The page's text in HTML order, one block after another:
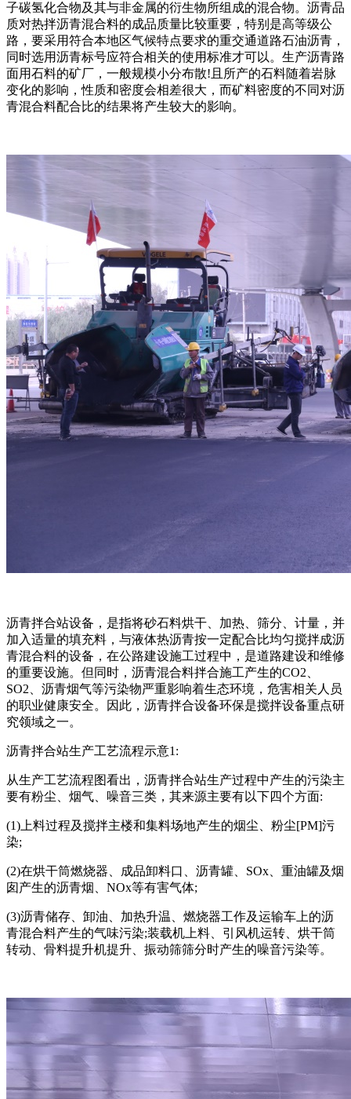
子碳氢化合物及其与非金属的衍生物所组成的混合物。沥青品
质对热拌沥青混合料的成品质量比较重要，特别是高等级公
路，要采用符合本地区气候特点要求的重交通道路石油沥青，
同时选用沥青标号应符合相关的使用标准才可以。生产沥青路
面用石料的矿厂，一般规模小分布散!且所产的石料随着岩脉
变化的影响，性质和密度会相差很大，而矿料密度的不同对沥
青混合料配合比的结果将产生较大的影响。
沥青拌合站设备，是指将砂石料烘干、加热、筛分、计量，并
加入适量的填充料，与液体热沥青按一定配合比均匀搅拌成沥
青混合料的设备，在公路建设施工过程中，是道路建设和维修
的重要设施。但同时，沥青混合料拌合施工产生的CO2、
SO2、沥青烟气等污染物严重影响着生态环境，危害相关人员
的职业健康安全。因此，沥青拌合设备环保是搅拌设备重点研
究领域之一。
沥青拌合站生产工艺流程示意1:
从生产工艺流程图看出，沥青拌合站生产过程中产生的污染主
要有粉尘、烟气、噪音三类，其来源主要有以下四个方面:
(1)上料过程及搅拌主楼和集料场地产生的烟尘、粉尘[PM]污
染;
(2)在烘干筒燃烧器、成品卸料口、沥青罐、SOx、重油罐及烟
囱产生的沥青烟、NOx等有害气体;
(3)沥青储存、卸油、加热升温、燃烧器工作及运输车上的沥
青混合料产生的气味污染;装载机上料、引风机运转、烘干筒
转动、骨料提升机提升、振动筛筛分时产生的噪音污染等。